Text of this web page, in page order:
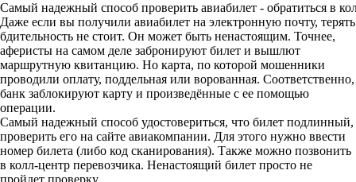
Самый надежный способ проверить авиабилет - обратиться в
Даже если вы получили авиабилет на электронную почту, терять
бдительность не стоит. Он может быть ненастоящим. Точнее,
аферисты на самом деле забронируют билет и вышлют
маршрутную квитанцию. Но карта, по которой мошенники
проводили оплату, поддельная или ворованная. Соответственно,
банк заблокируют карту и произведённые с ее помощью
операции.
Самый надежный способ удостовериться, что билет подлинный,
проверить его на сайте авиакомпании. Для этого нужно ввести
номер билета (либо код сканирования). Также можно позвонить
в колл-центр перевозчика. Ненастоящий билет просто не
пройдет проверку.